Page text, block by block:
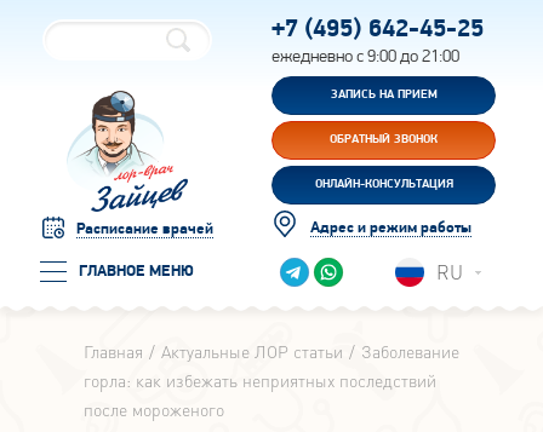
Расписание врачей
ГЛАВНОЕ МЕНЮ
+7 (495) 642-45-25
ежедневно с 9:00 до 21:00
ЗАПИСЬ НА ПРИЕМ
ОБРАТНЫЙ ЗВОНОК
ОНЛАЙН-КОНСУЛЬТАЦИЯ
Адрес и режим работы
RU
Главная Актуальные ЛОР статьи
Заболевание
горла: как избежать неприятных последствий
после мороженого